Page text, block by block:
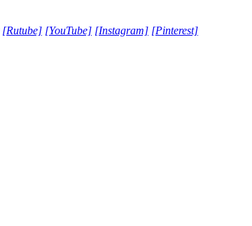
[Rutube] [YouTube] [Instagram] [Pinterest]